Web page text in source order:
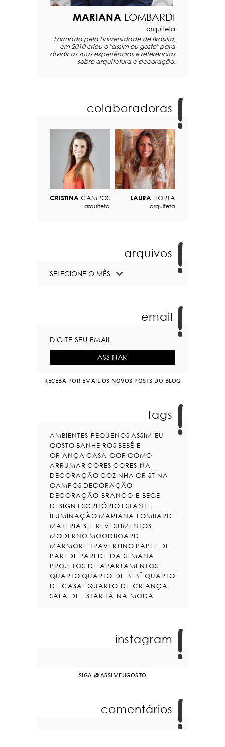
MARIANA LOMBARDI
arquiteta
Formada pela Universidade de Brasília,
em 2010 criou o "assim eu gosto" para
dividir as suas experiências e referências
sobre arquitetura e decoração.
colaboradoras
CRISTINA CAMPOS
arquiteta
LAURA HORTA
arquiteta
arquivos
email
RECEBA POR EMAIL OS NOVOS POSTS DO BLOG
tags
AMBIENTES PEQUENOS ASSIM EU
GOSTO BANHEIROS BEBÊ E
CRIANÇA CASA COR COMO
ARRUMAR CORES CORES NA
DECORAÇÃO COZINHA CRISTINA
CAMPOS DECORAÇÃO
DECORAÇÃO BRANCO E BEGE
DESIGN ESCRITÓRIO ESTANTE
ILUMINAÇÃO MARIANA LOMBARDI
MATERIAIS E REVESTIMENTOS
MODERNO MOODBOARD
MÁRMORE TRAVERTINO PAPEL DE
PAREDE PAREDE DA SEMANA
PROJETOS DE APARTAMENTOS
QUARTO QUARTO DE BEBÊ QUARTO
DE CASAL QUARTO DE CRIANÇA
SALA DE ESTAR TÁ NA MODA
instagram
SIGA @ASSIMEUGOSTO
comentários